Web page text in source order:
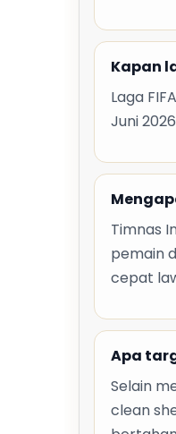
Kapan
Laga
Juni
Timnas
pemain
cepat
Apa
Selain
clean